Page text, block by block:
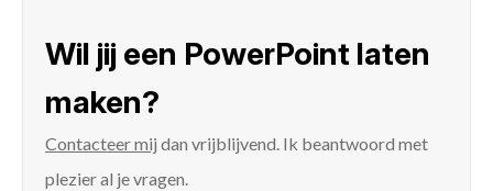
Wil jij een PowerPoint laten
maken?
Contacteer mij dan vrijblijvend. Ik beantwoord met
plezier al je vragen.